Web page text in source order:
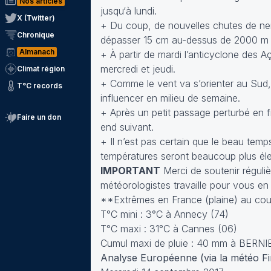
X (Twitter)
Chronique
Almanach
Climat région
T°C records
Faire un don
jusqu‘à lundi.
+ Du coup, de nouvelles chutes de
dépasser 15 cm au-dessus de 2000
+ À partir de mardi l’anticyclone des
mercredi et jeudi.
+ Comme le vent va s’orienter au
influencer en milieu de semaine.
+ Après un petit passage perturbé en
end suivant.
+ Il n’est pas certain que le beau
températures seront beaucoup plus
IMPORTANT Merci de soutenir
météorologistes travaille pour vous
**Extrêmes en France (plaine) au
T°C mini : 3°C à Annecy (74)
T°C maxi : 31°C à Cannes (06)
Cumul maxi de pluie : 40 mm à
Analyse Européenne (via la météo